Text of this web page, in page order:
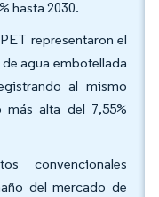
hasta 2030.
representaron el
agua embotellada
al mismo
alta del 7,55%
convencionales
del mercado de